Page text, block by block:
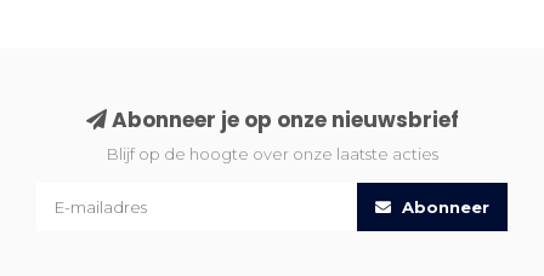
Abonneer je op onze nieuwsbrief
Blijf op de hoogte over onze laatste acties
Abonneer